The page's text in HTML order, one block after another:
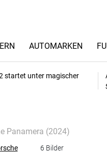
AUTOMARKEN
startet unter magischer
Panamera (2024)
6 Bilder